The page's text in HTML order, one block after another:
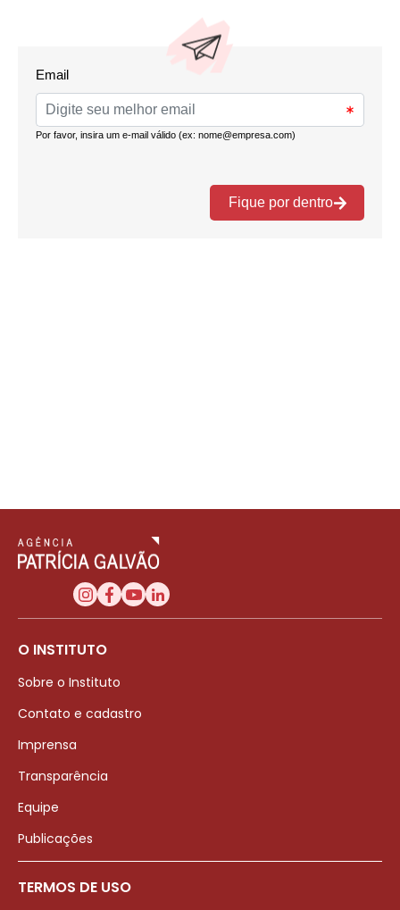
O INSTITUTO
Sobre o Instituto
Contato e cadastro
Imprensa
Transparência
Equipe
Publicações
TERMOS DE USO